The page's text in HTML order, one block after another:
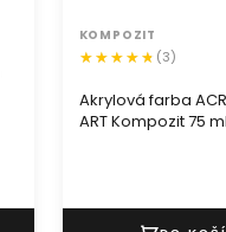
Akrylová farba
ART Kompozit 75 ml
KOMPOZIT
(3)